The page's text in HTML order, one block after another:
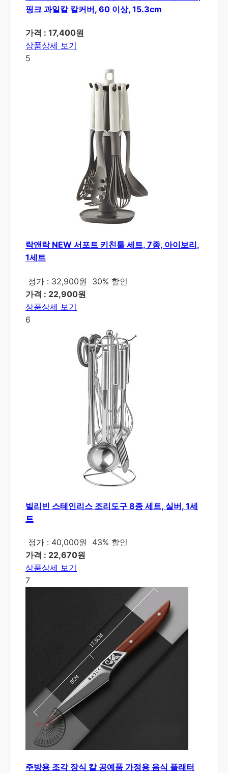
핑크 과일칼 칼커버, 60 이상, 15.3cm
가격 : 17,400원
상품상세 보기
5
락앤락 NEW 서포트 키친툴 세트, 7종, 아이보리,
1세트
정가 : 32,900원
30% 할인
가격 : 22,900원
상품상세 보기
6
빌리빈 스테인리스 조리도구 8종 세트, 실버, 1세
트
정가 : 40,000원
43% 할인
가격 : 22,670원
상품상세 보기
7
주방용 조각 장식 칼 공예품 가정용 음식 플래터